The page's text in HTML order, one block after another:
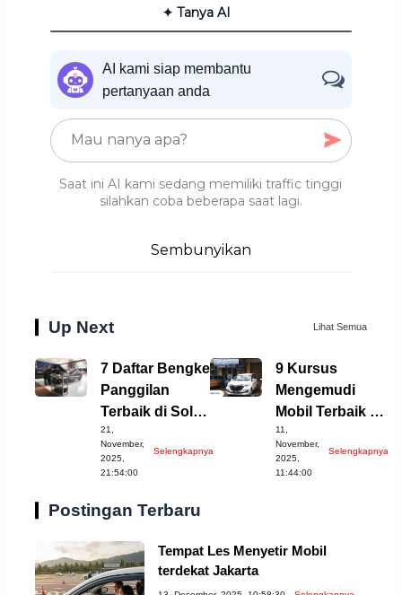
✦ Tanya AI
AI kami siap membantu
pertanyaan anda
Saat ini AI kami sedang memiliki traffic tinggi
silahkan coba beberapa saat lagi.
Sembunyikan
Up Next Lihat Semua
7 Daftar Bengkel
Panggilan
Terbaik di Solo
untuk Anda
21,
November,
2025,
21:54:00
Selengkapnya
9 Kursus
Mengemudi
Mobil Terbaik di
Cirebon yang
Wajib Dicoba!
11,
November,
2025,
11:44:00
Selengkapnya
Postingan Terbaru
Tempat Les Menyetir Mobil
terdekat Jakarta